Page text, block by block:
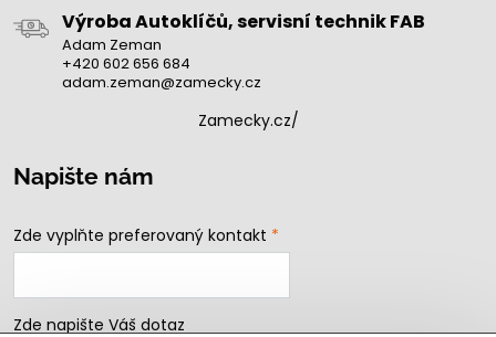
Výroba Autoklíčů, servisní technik FAB
Adam Zeman
+420 602 656 684
adam.zeman@zamecky.cz
Zamecky.cz/
Napište nám
Zde vyplňte preferovaný kontakt *
Zde napište Váš dotaz